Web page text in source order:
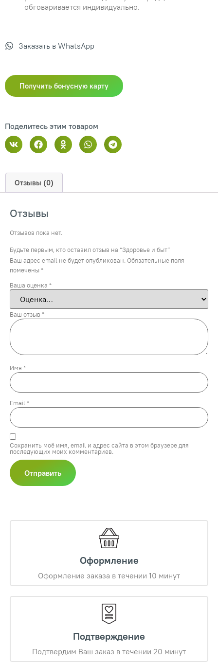
обговаривается индивидуально.
Заказать в WhatsApp
Получить бонусную карту
Поделитесь этим товаром
Отзывы (0)
Отзывы
Отзывов пока нет.
Будьте первым, кто оставил отзыв на “Здоровье и быт”
Ваш адрес email не будет опубликован. Обязательные поля
помечены *
Ваша оценка *
Ваш отзыв *
Имя *
Email *
Сохранить моё имя, email и адрес сайта в этом браузере для
последующих моих комментариев.
Оформление
Оформление заказа в течении 10 минут
Подтверждение
Подтвердим Ваш заказ в течении 20 минут